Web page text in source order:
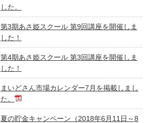
した。
第3期あさ姫スクール 第9回講座を開催しま
した！
第4期あさ姫スクール 第3回講座を開催しま
した！
まいどさん市場カレンダー7月を掲載しまし
た。
夏の貯金キャンペーン（2018年6月11日～8